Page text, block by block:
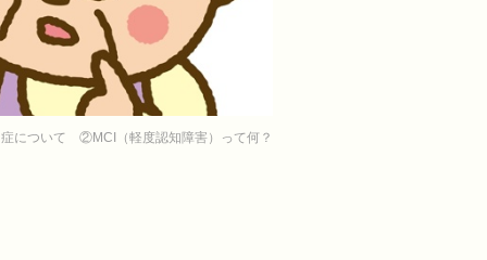
について ②MCI（軽度認知障害）って何？